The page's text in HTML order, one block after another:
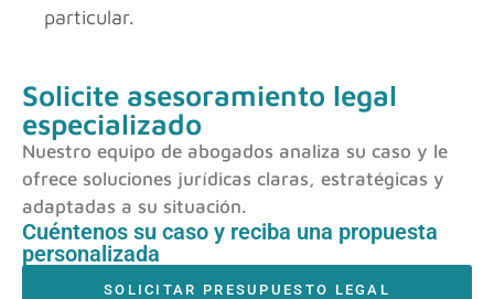
particular.
Solicite asesoramiento legal
especializado
Nuestro equipo de abogados analiza su caso y le
ofrece soluciones jurídicas claras, estratégicas y
adaptadas a su situación.
Cuéntenos su caso y reciba una propuesta
personalizada
SOLICITAR PRESUPUESTO LEGAL